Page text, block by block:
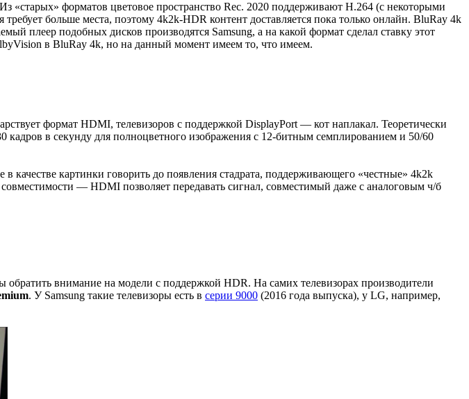
«старых» форматов цветовое пространство Rec. 2020 поддерживают H.264 (c некоторыми
больше места, поэтому 4k2k-HDR контент доставляется пока только онлайн. BluRay 4k
плеер подобных дисков производятся Samsung, а на какой формат сделал ставку этот
в BluRay 4k, но на данный момент имеем то, что имеем.
формат HDMI, телевизоров с поддержкой DisplayPort — кот наплакал. Теоретически
в секунду для полноцветного изображения с 12-битным семплированием и 50/60
картинки говорить до появления стадрата, поддерживающего «честные» 4k2k
— HDMI позволяет передавать сигнал, совместимый даже с аналоговым ч/б
внимание на модели с поддержкой HDR. На самих телевизорах производители
. У Samsung такие телевизоры есть в серии 9000 (2016 года выпуска), у LG, например,